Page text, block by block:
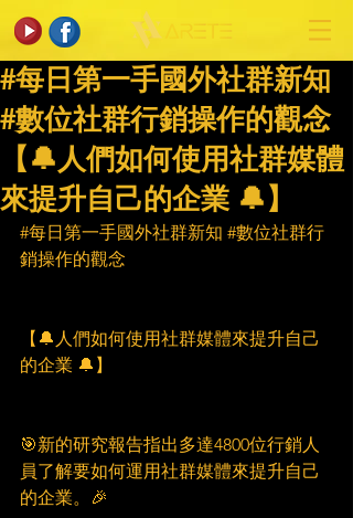
#每日第一手國外社群新知
#數位社群行銷操作的觀念
【🔔人們如何使用社群媒體
來提升自己的企業 🔔】
#每日第一手國外社群新知 #數位社群行
銷操作的觀念
【🔔人們如何使用社群媒體來提升自己
的企業 🔔】
🎯新的研究報告指出多達4800位行銷人
員了解要如何運用社群媒體來提升自己
的企業。🎉